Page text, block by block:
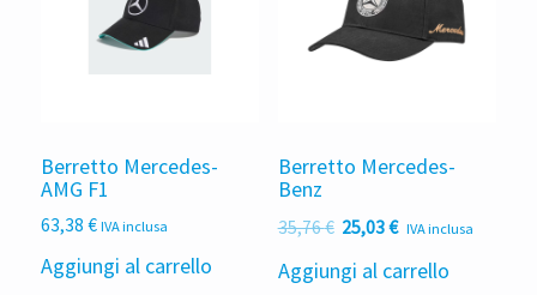
Berretto Mercedes-
AMG F1
63,38€ IVA inclusa
Aggiungi al carrello
Berretto Mercedes-
Benz
35,76€ Il
originale
25,03€ Il
attuale
IVA inclusa
Aggiungi al carrello